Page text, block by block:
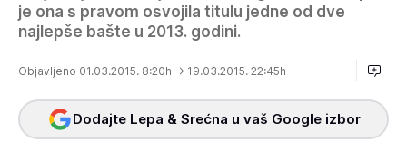
je ona s pravom osvojila titulu jedne od dve
najlepše bašte u 2013. godini.
Objavljeno 01.03.2015. 8:20h → 19.03.2015. 22:45h
Dodajte Lepa & Srećna u vaš Google izbor